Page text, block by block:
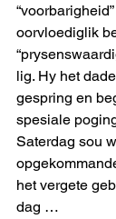
oorvloediglik
lig. Hy het
gespring en
spesiale
Saterdag sou
het vergete
dag …